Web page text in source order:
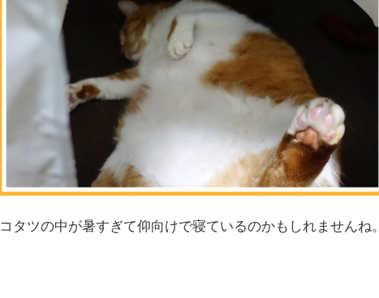
コタツの中が暑すぎて仰向けで寝ているのかもしれませんね。